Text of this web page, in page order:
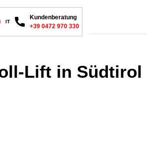
IT
Kundenberatung
+39 0472 970 330
Lift in Südtirol